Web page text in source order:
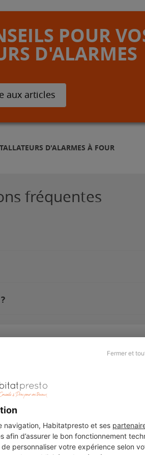
Fermer et
navigation, Habitatpresto et ses
afin d’assurer le bon fonctionnement
personnaliser votre expérience selon
POUR
D'ALARMES
aux articles
D'ALARMES À FOUR
fréquentes
Légal
Charte cookies